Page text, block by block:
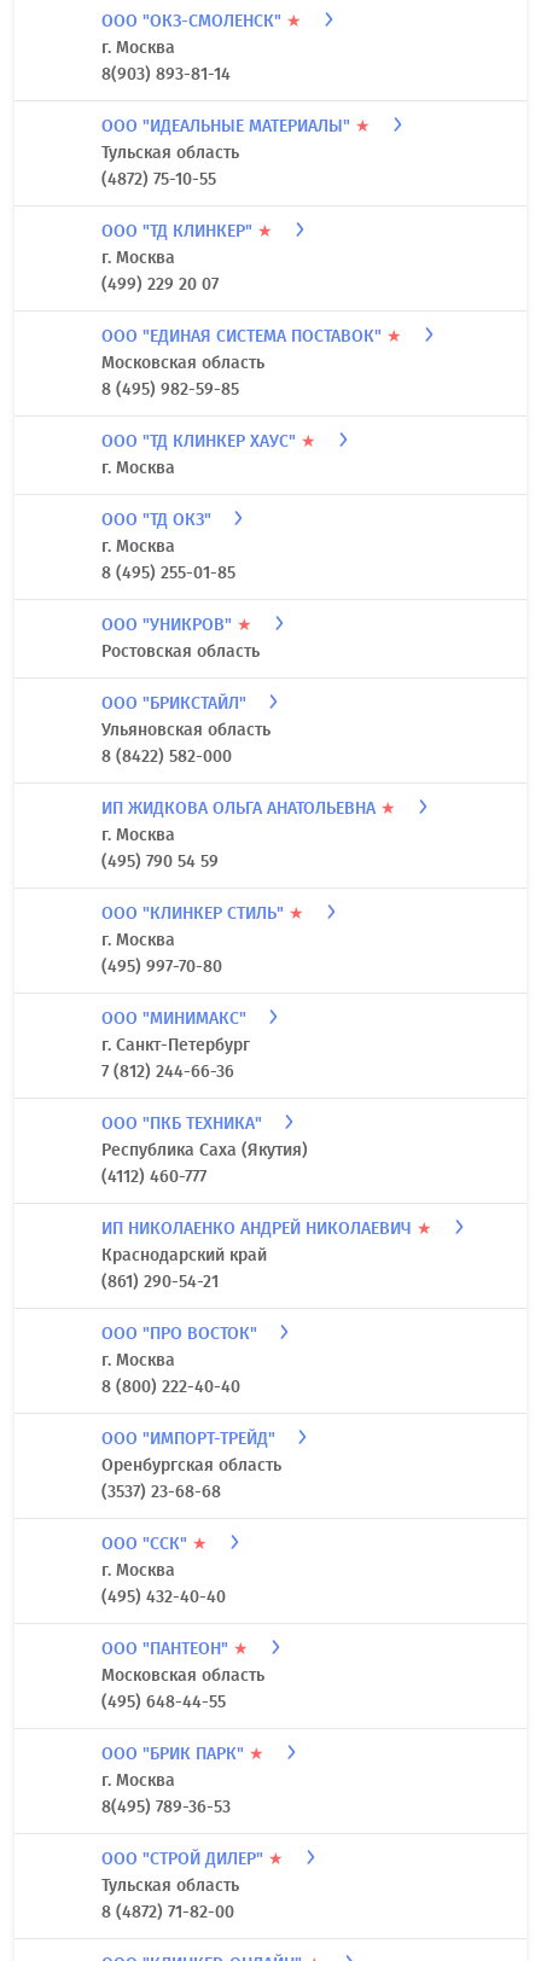
ООО "ОКЗ-СМОЛЕНСК" ★
г. Москва
8(903) 893-81-14
ООО "ИДЕАЛЬНЫЕ МАТЕРИАЛЫ" ★
Тульская область
(4872) 75-10-55
ООО "ТД КЛИНКЕР" ★
г. Москва
(499) 229 20 07
ООО "ЕДИНАЯ СИСТЕМА ПОСТАВОК" ★
Московская область
8 (495) 982-59-85
ООО "ТД КЛИНКЕР ХАУС" ★
г. Москва
ООО "ТД ОКЗ"
г. Москва
8 (495) 255-01-85
ООО "УНИКРОВ" ★
Ростовская область
ООО "БРИКСТАЙЛ"
Ульяновская область
8 (8422) 582-000
ИП ЖИДКОВА ОЛЬГА АНАТОЛЬЕВНА ★
г. Москва
(495) 790 54 59
ООО "КЛИНКЕР СТИЛЬ" ★
г. Москва
(495) 997-70-80
ООО "МИНИМАКС"
г. Санкт-Петербург
7 (812) 244-66-36
ООО "ПКБ ТЕХНИКА"
Республика Саха (Якутия)
(4112) 460-777
ИП НИКОЛАЕНКО АНДРЕЙ НИКОЛАЕВИЧ ★
Краснодарский край
(861) 290-54-21
ООО "ПРО ВОСТОК"
г. Москва
8 (800) 222-40-40
ООО "ИМПОРТ-ТРЕЙД"
Оренбургская область
(3537) 23-68-68
ООО "ССК" ★
г. Москва
(495) 432-40-40
ООО "ПАНТЕОН" ★
Московская область
(495) 648-44-55
ООО "БРИК ПАРК" ★
г. Москва
8(495) 789-36-53
ООО "СТРОЙ ДИЛЕР" ★
Тульская область
8 (4872) 71-82-00